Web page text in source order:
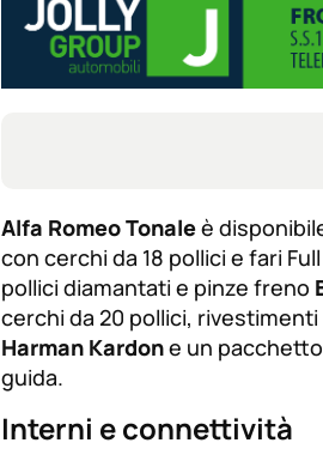
Alfa Romeo Tonaleè
con cerchi da 18 pollici e fari Full
pollici diamantati e pinze freno
cerchi da 20 pollici,
Harman Kardone un
guida.
Interni e connettività